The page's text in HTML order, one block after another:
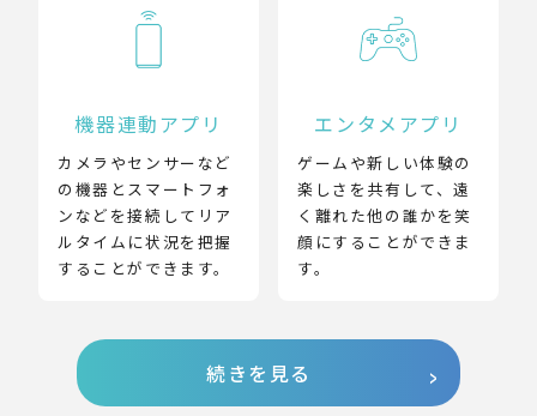
機器連動アプリ
カメラやセンサーなど
の機器とスマートフォ
ンなどを接続してリア
ルタイムに状況を把握
することができます。
エンタメアプリ
ゲームや新しい体験の
楽しさを共有して、遠
く離れた他の誰かを笑
顔にすることができま
す。
続きを見る